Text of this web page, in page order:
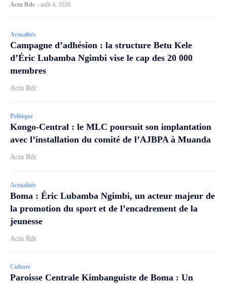
Actu Rdc -août 4, 2026
Actualités
Campagne d’adhésion : la structure Betu Kele
d’Éric Lubamba Ngimbi vise le cap des 20 000
membres
Actu Rdc
Politique
Kongo-Central : le MLC poursuit son implantation
avec l’installation du comité de l’AJBPA à Muanda
Actu Rdc
Actualités
Boma : Éric Lubamba Ngimbi, un acteur majeur de
la promotion du sport et de l’encadrement de la
jeunesse
Actu Rdc
Culture
Paroisse Centrale Kimbanguiste de Boma : Un